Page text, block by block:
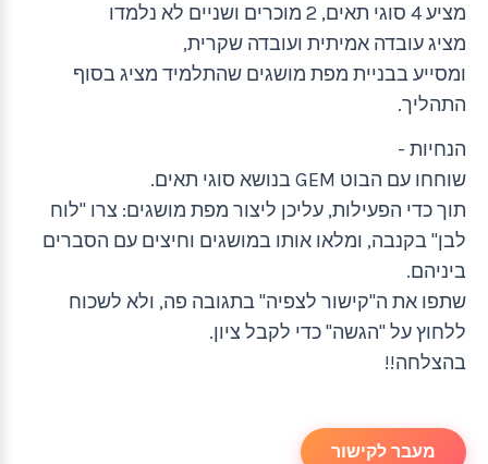
מציע 4 סוגי תאים, 2 מוכרים ושניים לא נלמדו
מציג עובדה אמיתית ועובדה שקרית,
ומסייע בבניית מפת מושגים שהתלמיד מציג בסוף
התהליך.
הנחיות -
שוחחו עם הבוט GEM בנושא סוגי תאים.
תוך כדי הפעילות, עליכן ליצור מפת מושגים: צרו "לוח
לבן" בקנבה, ומלאו אותו במושגים וחיצים עם הסברים
ביניהם.
שתפו את ה"קישור לצפיה" בתגובה פה, ולא לשכוח
ללחוץ על "הגשה" כדי לקבל ציון.
בהצלחה!!
מעבר לקישור